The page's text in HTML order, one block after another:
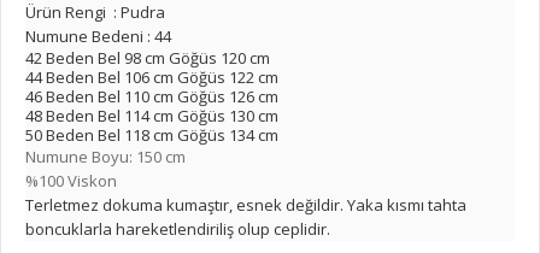
Ürün Rengi : Pudra
Numune Bedeni : 44
42 Beden Bel 98 cm Göğüs 120 cm
44 Beden Bel 106 cm Göğüs 122 cm
46 Beden Bel 110 cm Göğüs 126 cm
48 Beden Bel 114 cm Göğüs 130 cm
50 Beden Bel 118 cm Göğüs 134 cm
Numune Boyu: 150 cm
%100 Viskon
Terletmez dokuma kumaştır, esnek değildir. Yaka kısmı tahta
boncuklarla hareketlendiriliş olup ceplidir.